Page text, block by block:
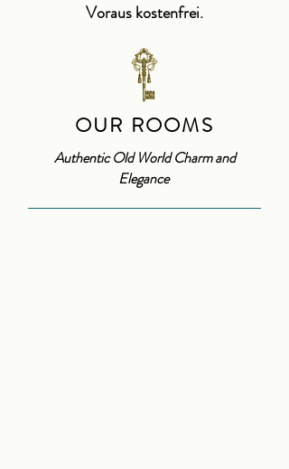
Voraus kostenfrei.
OUR ROOMS
Authentic Old World Charm and
Elegance